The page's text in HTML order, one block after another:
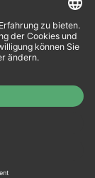
nicht an
sich bitte in unserem